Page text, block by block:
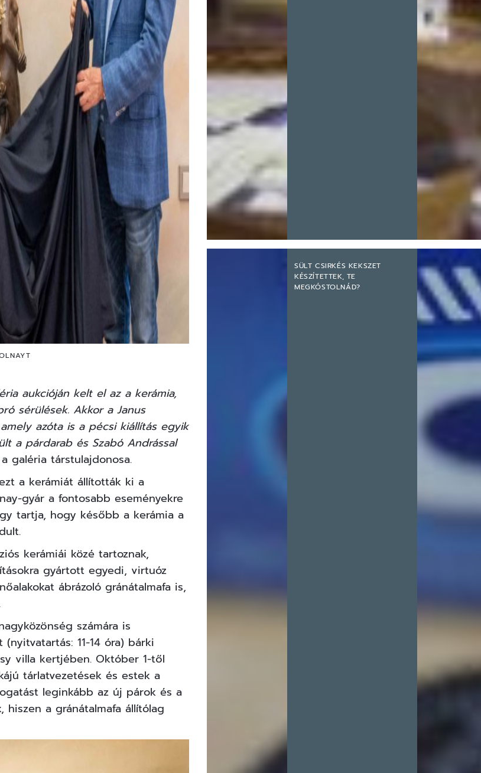
aukcióján kelt el az a kerámia,
sérülések. Akkor a Janus
azóta is a pécsi kiállítás egyik
a párdarab és Szabó Andrással
galéria társtulajdonosa.
a kerámiát állították ki a
gyár a fontosabb eseményekre
tartja, hogy később a kerámia a
kerámiái közé tartoznak,
gyártott egyedi, virtuóz
ábrázoló gránátalmafa is,
számára is
11-14 óra) bárki
villa kertjében. Október 1-től
tárlatvezetések és estek a
leginkább az új párok és a
hiszen a gránátalmafa állítólag
SÜLT CSIRKÉS KEKSZET
KÉSZÍTETTEK, TE
MEGKÓSTOLNÁD?